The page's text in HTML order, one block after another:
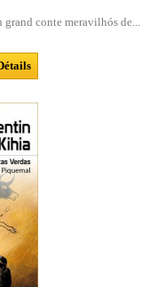
grand conte meravilhós de...